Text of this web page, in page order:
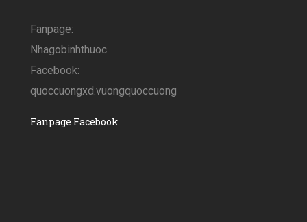
Fanpage:
Nhagobinhthuoc
Facebook:
quoccuongxd.vuongquoccuong
Fanpage Facebook